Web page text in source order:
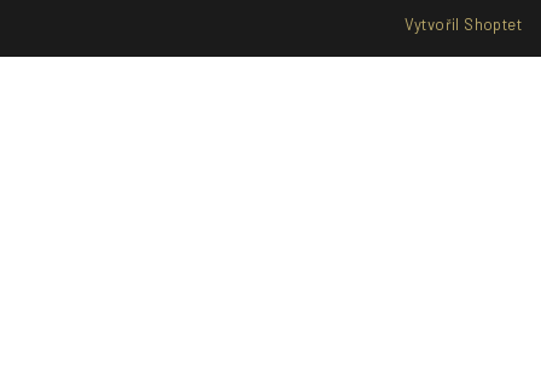
Vytvořil Shoptet